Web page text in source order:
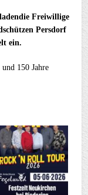
Freiwillige
Persdorf
ein.
150 Jahre